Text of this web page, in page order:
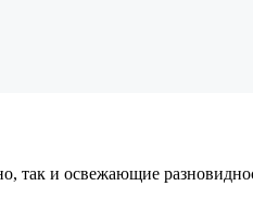
так и освежающие